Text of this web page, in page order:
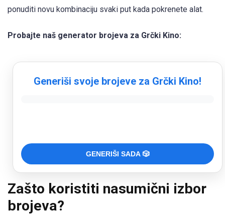
ponuditi novu kombinaciju svaki put kada pokrenete alat.
Probajte naš generator brojeva za Grčki Kino:
Generiši svoje brojeve za Grčki Kino!
GENERIŠI SADA 🎲
Zašto koristiti nasumični izbor
brojeva?